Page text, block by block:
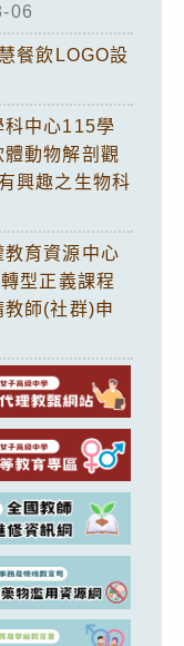
06
餐飲LOGO設
科中心115學
動物解剖觀
興趣之生物科
育資源中心
型正義課程
師(社群)申